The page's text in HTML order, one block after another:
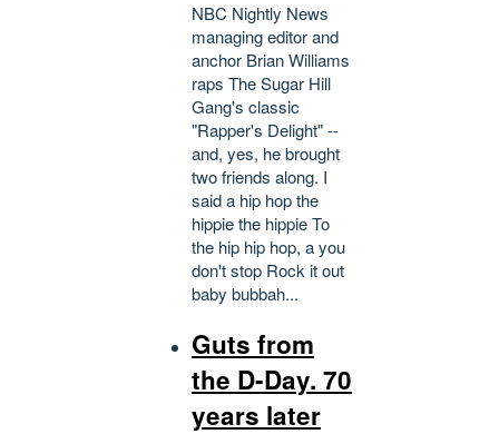
NBC Nightly News
managing editor and
anchor Brian Williams
raps The Sugar Hill
Gang's classic
"Rapper's Delight" --
and, yes, he brought
two friends along. I
said a hip hop the
hippie the hippie To
the hip hip hop, a you
don't stop Rock it out
baby bubbah...
Guts from
the D-Day. 70
years later